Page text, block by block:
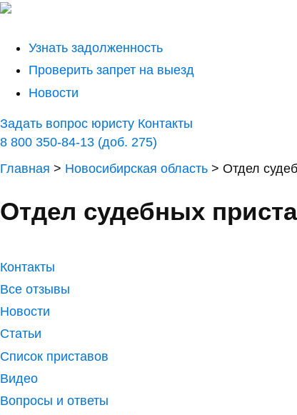
Узнать задолженность
Проверить запрет на выезд
Новости
Задать вопрос юристу Контакты
8 800 350-84-13 (доб. 275)
Главная > Новосибирская область > Отдел
Отдел судебных
Контакты
Все отзывы
Новости
Статьи
Список приставов
Видео
Вопросы и ответы